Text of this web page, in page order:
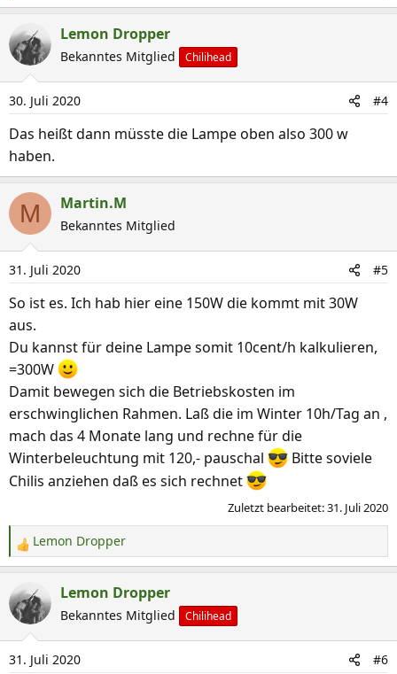
e
a
k
t
i
o
n
n
Lemon Dropper
Bekanntes Mitglied Chilihead
30. Juli 2020 #4
Das heißt dann müsste die Lampe oben also 300 w
haben.
M Martin.M
Bekanntes Mitglied
31. Juli 2020 #5
So ist es. Ich hab hier eine 150W die kommt mit 30W
aus.
Du kannst für deine Lampe somit 10cent/h kalkulieren,
=300W
Damit bewegen sich die Betriebskosten im
erschwinglichen Rahmen. Laß die im Winter 10h/Tag an ,
mach das 4 Monate lang und rechne für die
Winterbeleuchtung mit 120,- pauschal
Bitte soviele
Chilis anziehen daß es sich rechnet
Zuletzt bearbeitet:31. Juli 2020
R
e
a
k
t
i
o
Lemon Dropper
Lemon Dropper
Bekanntes Mitglied Chilihead
31. Juli 2020 #6